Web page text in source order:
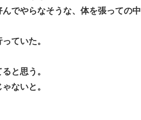
でやらなそうな、体を張っての中
ていた。
と思う。
ないと。